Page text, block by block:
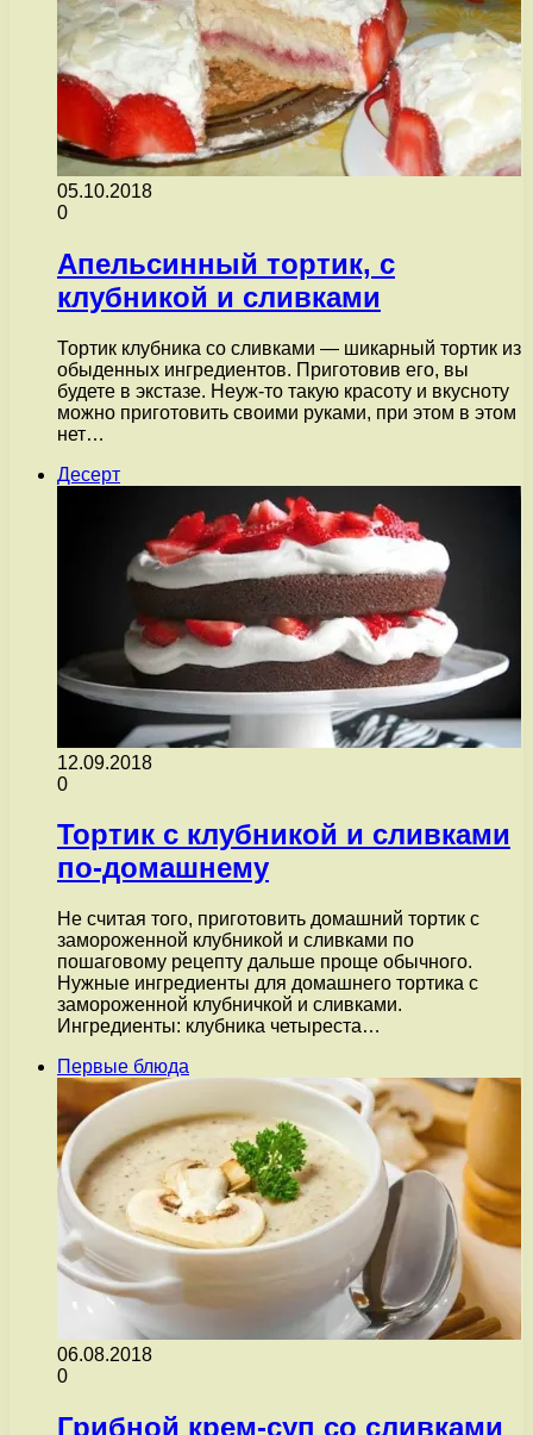
05.10.2018
0
Апельсинный тортик, с
клубникой и сливками
Тортик клубника со сливками — шикарный тортик из
обыденных ингредиентов. Приготовив его, вы
будете в экстазе. Неуж-то такую красоту и вкусноту
можно приготовить своими руками, при этом в этом
нет…
Десерт
12.09.2018
0
Тортик с клубникой и сливками
по-домашнему
Не считая того, приготовить домашний тортик с
замороженной клубникой и сливками по
пошаговому рецепту дальше проще обычного.
Нужные ингредиенты для домашнего тортика с
замороженной клубничкой и сливками.
Ингредиенты: клубника четыреста…
Первые блюда
06.08.2018
0
Грибной крем-суп со сливками